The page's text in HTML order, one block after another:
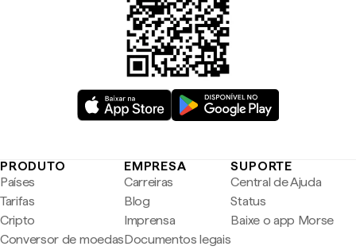
PRODUTO
Países
Tarifas
Cripto
Conversor de moedas
EMPRESA
Carreiras
Blog
Imprensa
Documentos legais
SUPORTE
Central de Ajuda
Status
Baixe o app Morse